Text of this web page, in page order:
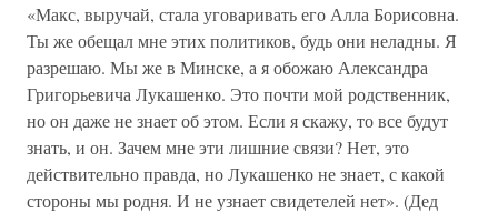
«Макс, выручай, стала уговаривать его Алла Борисовна.
Ты же обещал мне этих политиков, будь они неладны. Я
разрешаю. Мы же в Минске, а я обожаю Александра
Григорьевича Лукашенко. Это почти мой родственник,
но он даже не знает об этом. Если я скажу, то все будут
знать, и он. Зачем мне эти лишние связи? Нет, это
действительно правда, но Лукашенко не знает, с какой
стороны мы родня. И не узнает свидетелей нет». (Дед